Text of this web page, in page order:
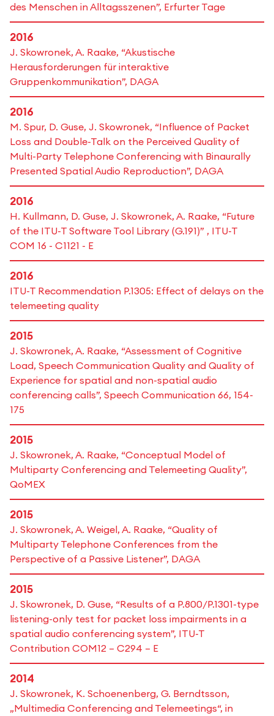
des Menschen in Alltagsszenen”, Erfurter Tage
2016
J. Skowronek, A. Raake, “Akustische
Herausforderungen für interaktive
Gruppenkommunikation”, DAGA
2016
M. Spur, D. Guse, J. Skowronek, “Influence of Packet
Loss and Double-Talk on the Perceived Quality of
Multi-Party Telephone Conferencing with Binaurally
Presented Spatial Audio Reproduction”, DAGA
2016
H. Kullmann, D. Guse, J. Skowronek, A. Raake, “Future
of the ITU-T Software Tool Library (G.191)” , ITU-T
COM 16 - C1121 - E
2016
ITU-T Recommendation P.1305: Effect of delays on the
telemeeting quality
2015
J. Skowronek, A. Raake, “Assessment of Cognitive
Load, Speech Communication Quality and Quality of
Experience for spatial and non-spatial audio
conferencing calls”, Speech Communication 66, 154-
175
2015
J. Skowronek, A. Raake, “Conceptual Model of
Multiparty Conferencing and Telemeeting Quality”,
QoMEX
2015
J. Skowronek, A. Weigel, A. Raake, “Quality of
Multiparty Telephone Conferences from the
Perspective of a Passive Listener”, DAGA
2015
J. Skowronek, D. Guse, “Results of a P.800/P.1301-type
listening-only test for packet loss impairments in a
spatial audio conferencing system”, ITU-T
Contribution COM12 – C294 – E
2014
J. Skowronek, K. Schoenenberg, G. Berndtsson,
„Multimedia Conferencing and Telemeetings“, in